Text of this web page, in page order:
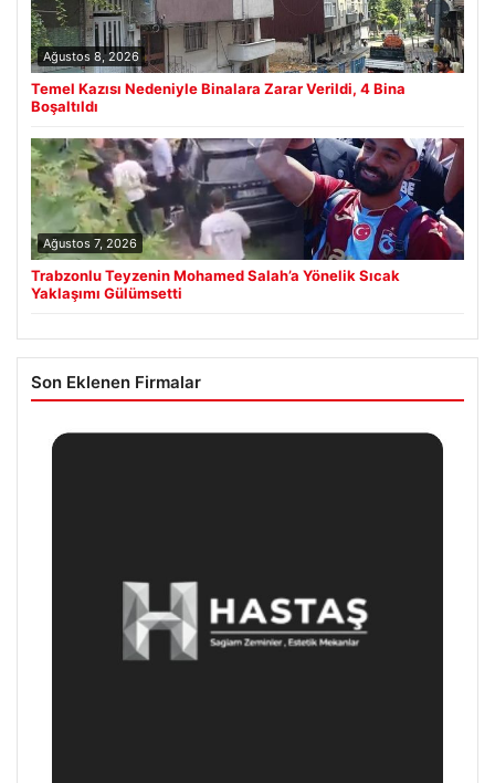
Ağustos 8, 2026
Temel Kazısı Nedeniyle Binalara Zarar Verildi, 4 Bina
Boşaltıldı
Ağustos 7, 2026
Trabzonlu Teyzenin Mohamed Salah’a Yönelik Sıcak
Yaklaşımı Gülümsetti
Son Eklenen Firmalar